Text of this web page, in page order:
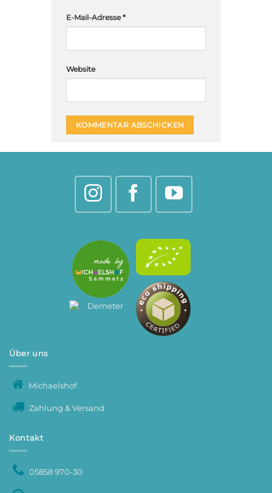
E-Mail-Adresse*
Website
Über uns
Michaelshof
Zahlung & Versand
Kontakt
05858 970-30